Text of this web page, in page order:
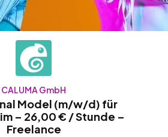
CALUMA GmbH
Model (m/w/d) für
– 26,00 € / Stunde –
Freelance